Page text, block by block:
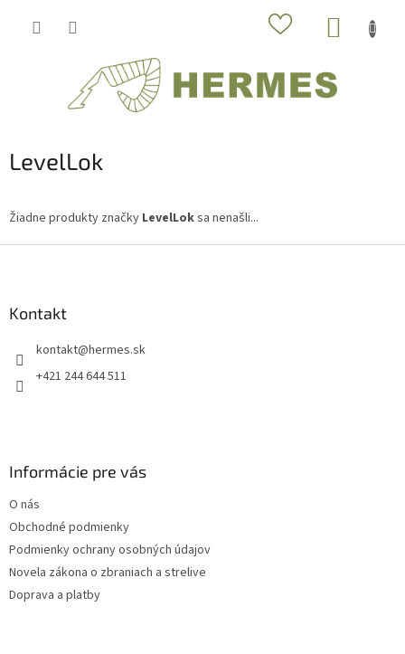
LevelLok
Žiadne produkty značky LevelLoksa nenašli...
Kontakt
kontakt@hermes.sk
+421 244 644 511
Informácie pre vás
O nás
Obchodné podmienky
Podmienky ochrany osobných údajov
Novela zákona o zbraniach a strelive
Doprava a platby